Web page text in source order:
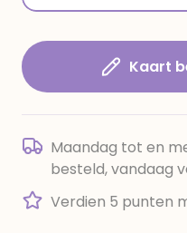
Kaart
Maandag tot en
besteld, vandaag
Verdien 5 punten